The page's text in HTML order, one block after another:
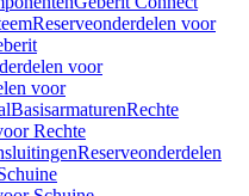
Reserveonderdelen voor
voor
voor
BasisarmaturenRechte
Rechte
Reserveonderdelen